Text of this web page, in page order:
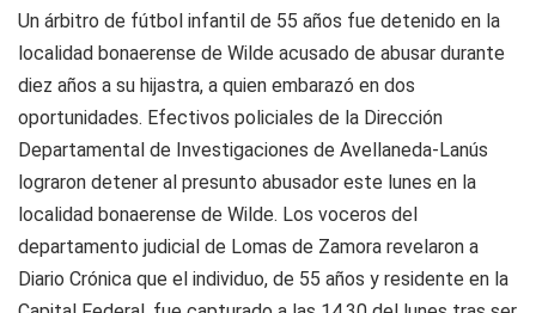
Un árbitro de fútbol infantil de 55 años fue detenido en la
localidad bonaerense de Wilde acusado de abusar durante
diez años a su hijastra, a quien embarazó en dos
oportunidades. Efectivos policiales de la Dirección
Departamental de Investigaciones de Avellaneda-Lanús
lograron detener al presunto abusador este lunes en la
localidad bonaerense de Wilde. Los voceros del
departamento judicial de Lomas de Zamora revelaron a
Diario Crónica que el individuo, de 55 años y residente en la